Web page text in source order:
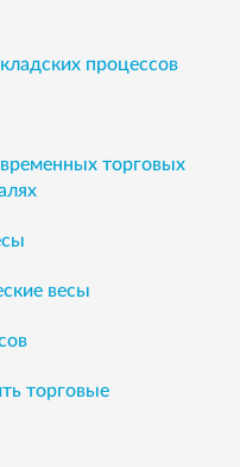
процессов
торговых
весы
торговые